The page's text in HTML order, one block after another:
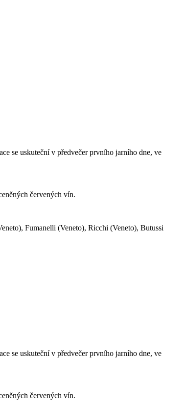
se uskuteční v předvečer prvního jarního dne, ve
červených vín.
Fumanelli (Veneto), Ricchi (Veneto), Butussi
se uskuteční v předvečer prvního jarního dne, ve
červených vín.